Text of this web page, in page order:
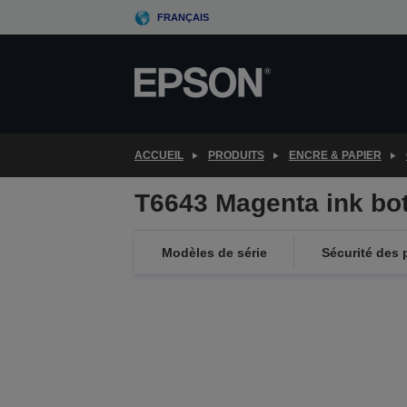
to
FRANÇAIS
ACCUEIL PRODUITS ENCRE & PAPIER
T6643 Magenta ink
Modèles de série Sécurité des